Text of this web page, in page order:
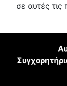
σε αυτές τις